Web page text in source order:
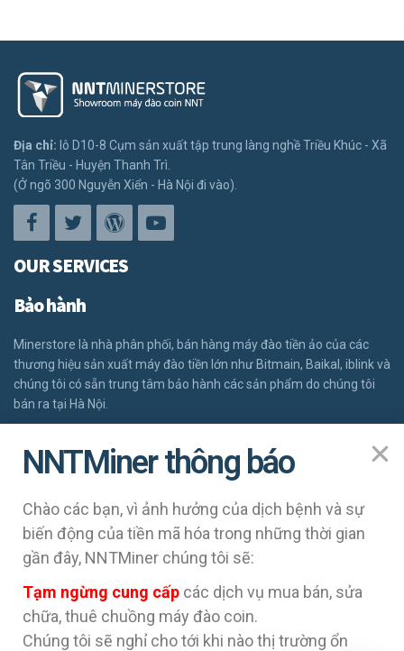
Địa chỉ: lô D10-8 Cụm sản xuất tập trung làng nghề Triều Khúc - Xã
Tân Triều - Huyện Thanh Trì.
(Ở ngõ 300 Nguyễn Xiển - Hà Nội đi vào).
OUR SERVICES
Bảo hành
Minerstore là nhà phân phối, bán hàng máy đào tiền ảo của các
thương hiệu sản xuất máy đào tiền lớn như Bitmain, Baikal, iblink và
chúng tôi có sẵn trung tâm bảo hành các sản phẩm do chúng tôi
bán ra tại Hà Nội.
ĐĂNG KÝ BẢO HÀNH
Khách hàng cần biết
Các câu hỏi thường gặp FAQ
Báo giá sản phẩm (update ngày 16/5/2018)
Tài liệu sử dụng máy đào
GỌI NGAY
NNTMiner thông báo
Chào các bạn, vì ảnh hưởng của dịch bệnh và sự
biến động của tiền mã hóa trong những thời gian
gần đây, NNTMiner chúng tôi sẽ:
Tạm ngừng cung cấp các dịch vụ mua bán, sửa
chữa, thuê chuồng máy đào coin.
Chúng tôi sẽ nghỉ cho tới khi nào thị trường ổn